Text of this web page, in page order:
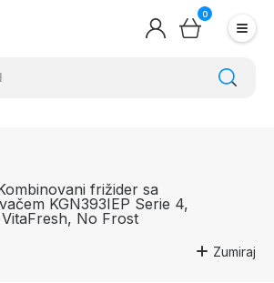
0
Zumiraj